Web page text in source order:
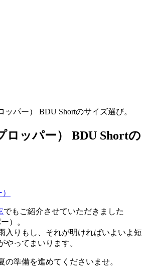
ッパー） BDU Shortのサイズ選び。
ロッパー） BDU Shortの
でもご紹介させていただきました
）。
入りもし、それが明ければいよいよ短
やってまいります。
の準備を進めてくださいませ。